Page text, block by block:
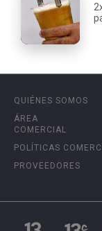
QUIÉNES SOMOS
ÁREA
COMERCIAL
POLÍTICAS
PROVEEDORES